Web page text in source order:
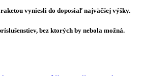
vyniesli do doposiaľ najväčšej výšky.
bez ktorých by nebola možná.